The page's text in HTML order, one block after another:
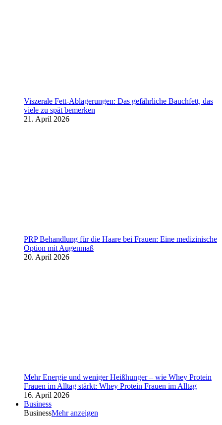
Viszerale Fett-Ablagerungen: Das gefährliche Bauchfett, das
viele zu spät bemerken
21. April 2026
PRP Behandlung für die Haare bei Frauen: Eine medizinische
Option mit Augenmaß
20. April 2026
Mehr Energie und weniger Heißhunger – wie Whey Protein
Frauen im Alltag stärkt: Whey Protein Frauen im Alltag
16. April 2026
Business
BusinessMehr anzeigen